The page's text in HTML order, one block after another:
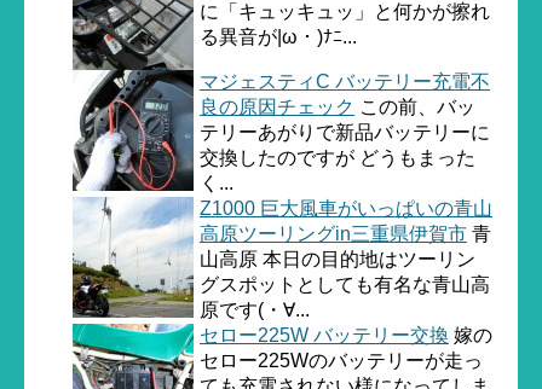
に「キュッキュッ」と何かが擦れ
る異音が|ω・)ﾅﾆ...
マジェスティC バッテリー充電不
良の原因チェック この前、バッ
テリーあがりで新品バッテリーに
交換したのですが どうもまった
く...
Z1000 巨大風車がいっぱいの青山
高原ツーリングin三重県伊賀市 青
山高原 本日の目的地はツーリン
グスポットとしても有名な青山高
原です(・∀...
セロー225W バッテリー交換 嫁の
セロー225Wのバッテリーが走っ